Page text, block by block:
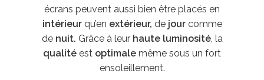
écrans peuvent aussi bien être placés en
intérieurqu’en extérieur, de jourcomme
de nuit. Grâce à leur haute luminosité, la
qualité est optimale même sous un fort
ensoleillement.